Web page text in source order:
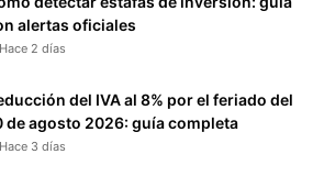
alertas oficiales
Hace 2 días
del IVA al 8% por el feriado del
de agosto 2026: guía completa
Hace 3 días